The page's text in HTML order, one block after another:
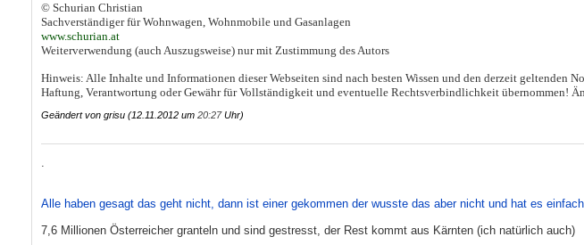
© Schurian Christian
Sachverständiger für Wohnwagen, Wohnmobile und Gasanlagen
www.schurian.at
Weiterverwendung (auch Auszugsweise) nur mit Zustimmung des Autors
Hinweis: Alle Inhalte und Informationen dieser Webseiten sind nach besten Wissen und den derzeit
Haftung, Verantwortung oder Gewähr für Vollständigkeit und eventuelle Rechtsverbindlichkeit übernommen!
Geändert von grisu (12.11.2012 um 20:27Uhr)
.
Alle haben gesagt das geht nicht, dann ist einer gekommen der wusste das aber nicht und hat es
7,6 Millionen Österreicher granteln und sind gestresst, der Rest kommt aus Kärnten (ich natürlich auch)